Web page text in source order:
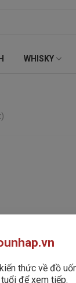
WHISKY
thức về đồ
để xem tiếp.